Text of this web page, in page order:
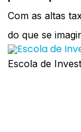
Com as altas
do que se
Escola de